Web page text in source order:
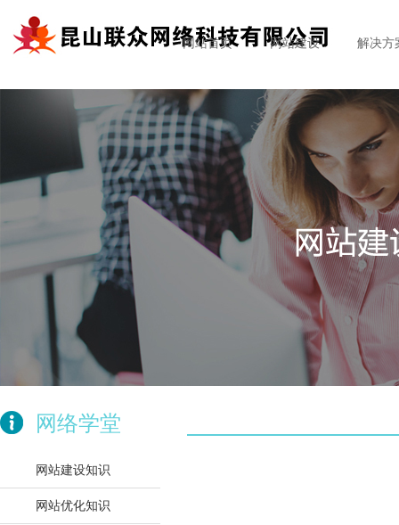
网站首页 网站建设 解决方
网络学堂
网站建设知识
网站优化知识